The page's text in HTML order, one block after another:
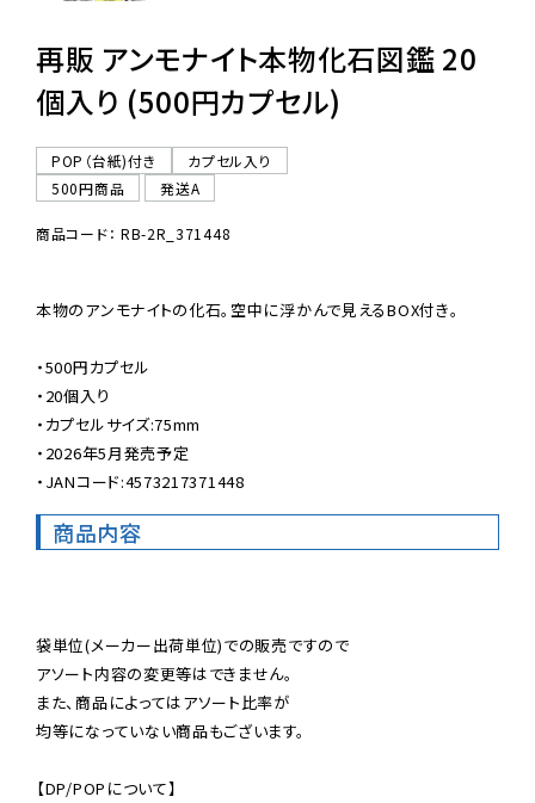
06-6282-7659
再販 アンモナイト本物化石図鑑 20
個入り (500円カプセル)
POP（台紙)付き
カプセル入り
500円商品
発送A
商品コード： RB-2R_371448
本物のアンモナイトの化石。空中に浮かんで見えるBOX付き。
・500円カプセル
・20個入り
・カプセルサイズ:75mm
・2026年5月発売予定
・JANコード:4573217371448
商品内容
袋単位(メーカー出荷単位)での販売ですので
アソート内容の変更等はできません。
また、商品によってはアソート比率が
均等になっていない商品もございます。
【DP/POPについて】